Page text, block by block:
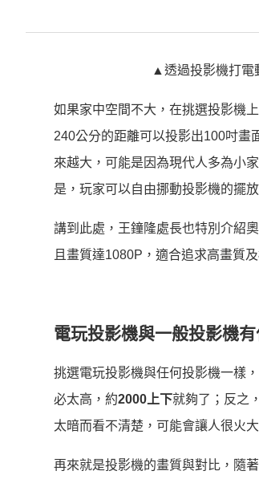
▲透過投影機打電
如果家中空間不大，在挑選投影機
240公分的距離可以投影出100吋畫
來越大，可能是因為現代人多為小
是，玩家可以自由挪動投影機的擺
講到此處，王鐘隆處長也特別介紹
且畫質達1080P，適合追求高畫質
電玩投影機與一般投影機
挑選電玩投影機與任何投影機一樣
必太高，約2000上下就夠了；反之
太暗而看不清楚，可能會讓人很火大
再來就是投影機的畫質與對比，隨